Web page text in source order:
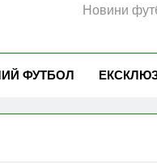
Новини
ФУТБОЛ